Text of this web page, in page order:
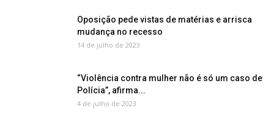
Oposição pede vistas de matérias e arrisca
mudança no recesso
14 de julho de 2023
“Violência contra mulher não é só um caso de
Polícia”, afirma...
4 de julho de 2023